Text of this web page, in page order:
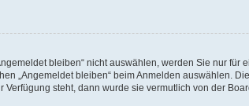
bleiben“ nicht auswählen, werden Sie nur
„Angemeldet bleiben“ beim Anmelden auswählen.
steht, dann wurde sie vermutlich von der